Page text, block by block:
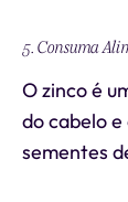
5. Consuma
O zinco é
do cabelo
sementes